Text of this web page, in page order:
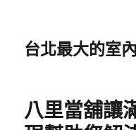
台北最大的室
八里當舖讓